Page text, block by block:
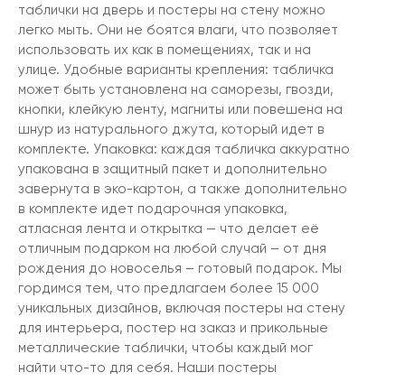
таблички на дверь и постеры на стену можно
легко мыть. Они не боятся влаги, что позволяет
использовать их как в помещениях, так и на
улице. Удобные варианты крепления: табличка
может быть установлена на саморезы, гвозди,
кнопки, клейкую ленту, магниты или повешена на
шнур из натурального джута, который идет в
комплекте. Упаковка: каждая табличка аккуратно
упакована в защитный пакет и дополнительно
завернута в эко-картон, а также дополнительно
в комплекте идет подарочная упаковка,
атласная лента и открытка — что делает её
отличным подарком на любой случай – от дня
рождения до новоселья – готовый подарок. Мы
гордимся тем, что предлагаем более 15 000
уникальных дизайнов, включая постеры на стену
для интерьера, постер на заказ и прикольные
металлические таблички, чтобы каждый мог
найти что-то для себя. Наши постеры